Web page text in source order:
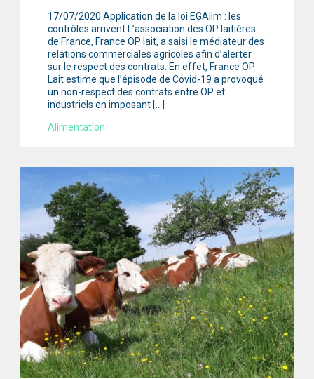
17/07/2020 Application de la loi EGAlim : les
contrôles arrivent L’association des OP laitières
de France, France OP lait, a saisi le médiateur des
relations commerciales agricoles afin d’alerter
sur le respect des contrats. En effet, France OP
Lait estime que l’épisode de Covid-19 a provoqué
un non-respect des contrats entre OP et
industriels en imposant […]
Alimentation